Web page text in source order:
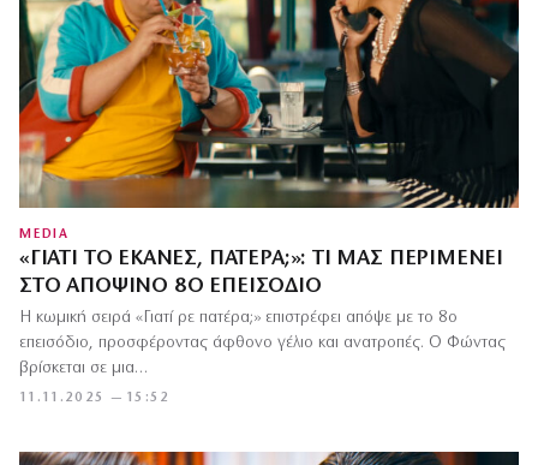
MEDIA
«ΓΙΑΤΊ ΤΟ ΈΚΑΝΕΣ, ΠΑΤΈΡΑ;»: ΤΙ ΜΑΣ ΠΕΡΙΜΈΝΕΙ
ΣΤΟ ΑΠΟΨΙΝΌ 8Ο ΕΠΕΙΣΌΔΙΟ
11.11.2025 — 15:52
Η κωμική σειρά «Γιατί ρε πατέρα;» επιστρέφει απόψε με το 8ο
επεισόδιο, προσφέροντας άφθονο γέλιο και ανατροπές. Ο Φώντας
βρίσκεται σε μια…